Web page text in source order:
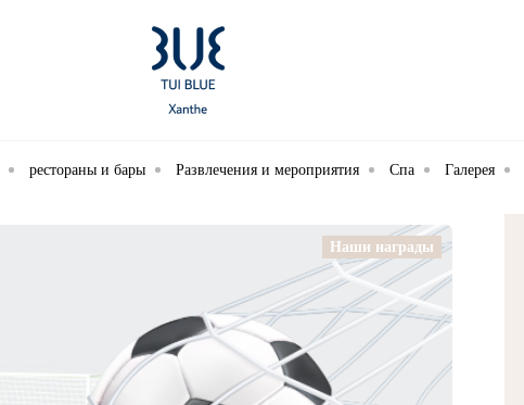
рестораны и бары Развлечения и мероприятия Спа Галерея
Наши награды